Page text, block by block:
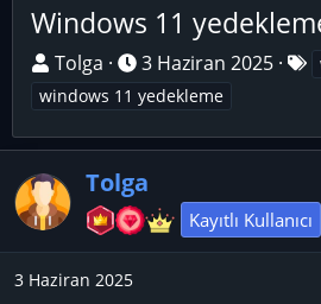
Windows 11
K
o
u
y
u
B
ş
Tolga
B
a
l
a
n
g
3 Haziran 2025
E
k
t
l
windows 11 yedekleme
Tolga
Kayıtlı Kullanıcı
3 Haziran 2025